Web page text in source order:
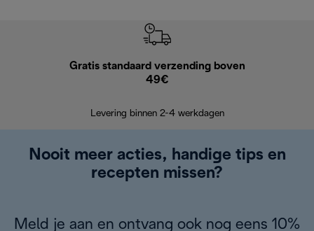
Gratis standaard verzending boven
49€
Levering binnen 2-4 werkdagen
Nooit meer acties, handige tips en
recepten missen?
Meld je aan en ontvang ook nog eens 10%